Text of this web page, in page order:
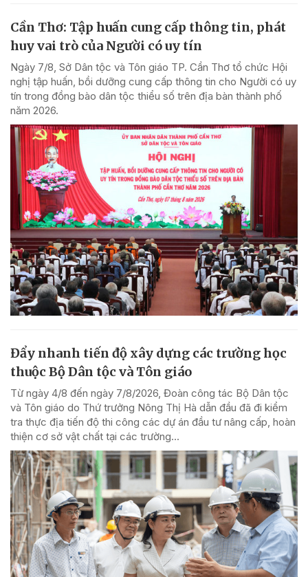
Cần Thơ: Tập huấn cung cấp thông tin, phát
huy vai trò của Người có uy tín
Ngày 7/8, Sở Dân tộc và Tôn giáo TP. Cần Thơ tổ chức Hội
nghị tập huấn, bồi dưỡng cung cấp thông tin cho Người có uy
tín trong đồng bào dân tộc thiểu số trên địa bàn thành phố
năm 2026.
Đẩy nhanh tiến độ xây dựng các trường học
thuộc Bộ Dân tộc và Tôn giáo
Từ ngày 4/8 đến ngày 7/8/2026, Đoàn công tác Bộ Dân tộc
và Tôn giáo do Thứ trưởng Nông Thị Hà dẫn đầu đã đi kiểm
tra thực địa tiến độ thi công các dự án đầu tư nâng cấp, hoàn
thiện cơ sở vật chất tại các trường...